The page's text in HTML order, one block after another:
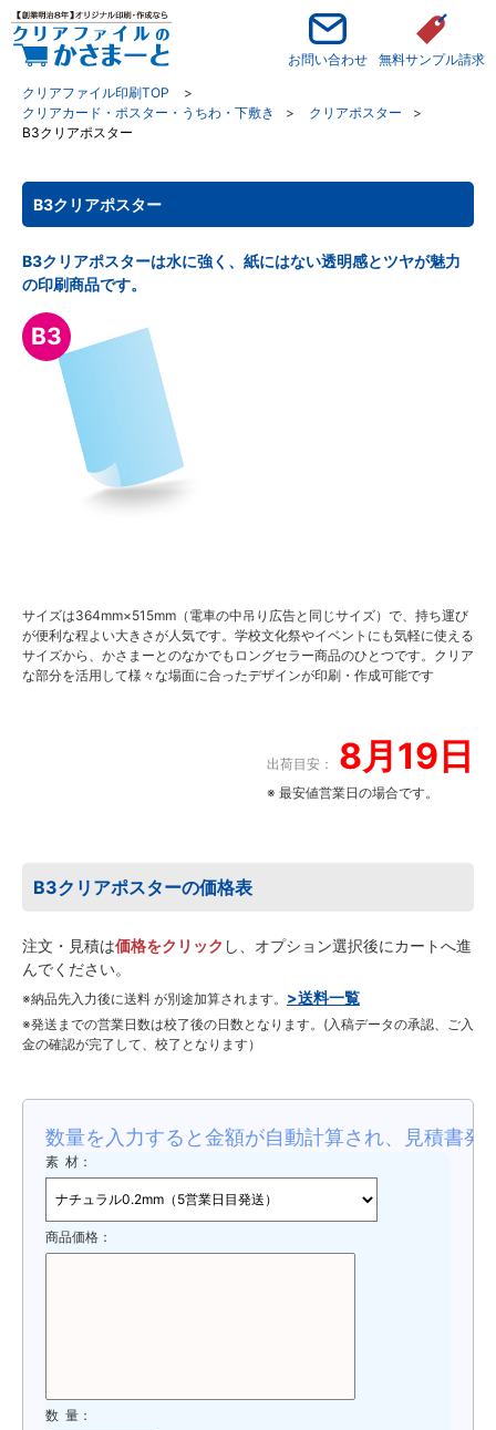
お問い合わせ
無料サンプル請求
クリアファイル印刷TOP
クリアカード・ポスター・うちわ・下敷き
クリアポスター
B3クリアポスター
B3クリアポスター
B3クリアポスターは水に強く、紙にはない透明感とツヤが魅力
の印刷商品です。
B3
サイズは364mm×515mm（電車の中吊り広告と同じサイズ）で、持ち運び
が便利な程よい大きさが人気です。学校文化祭やイベントにも気軽に使える
サイズから、かさまーとのなかでもロングセラー商品のひとつです。クリア
な部分を活用して様々な場面に合ったデザインが印刷・作成可能です
出荷目安： 8月19日
※ 最安値営業日の場合です。
B3クリアポスターの価格表
注文・見積は価格をクリック し、オプション選択後にカートへ進
んでください。
※納品先入力後に送料 が別途加算されます。 >送料一覧
※発送までの営業日数は校了後の日数となります。(入稿データの承認、ご入
金の確認が完了して、校了となります）
数量を入力すると金額が自動計算され、見積書発
素 材：
商品価格：
数 量：